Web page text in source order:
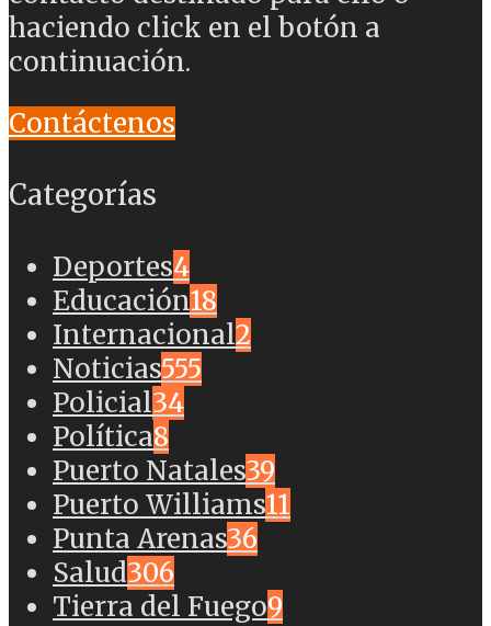
haciendo click en el botón a
continuación.
Contáctenos
Categorías
Deportes4
Educación18
Internacional2
Noticias555
Policial34
Política8
Puerto Natales39
Puerto Williams11
Punta Arenas36
Salud306
Tierra del Fuego9